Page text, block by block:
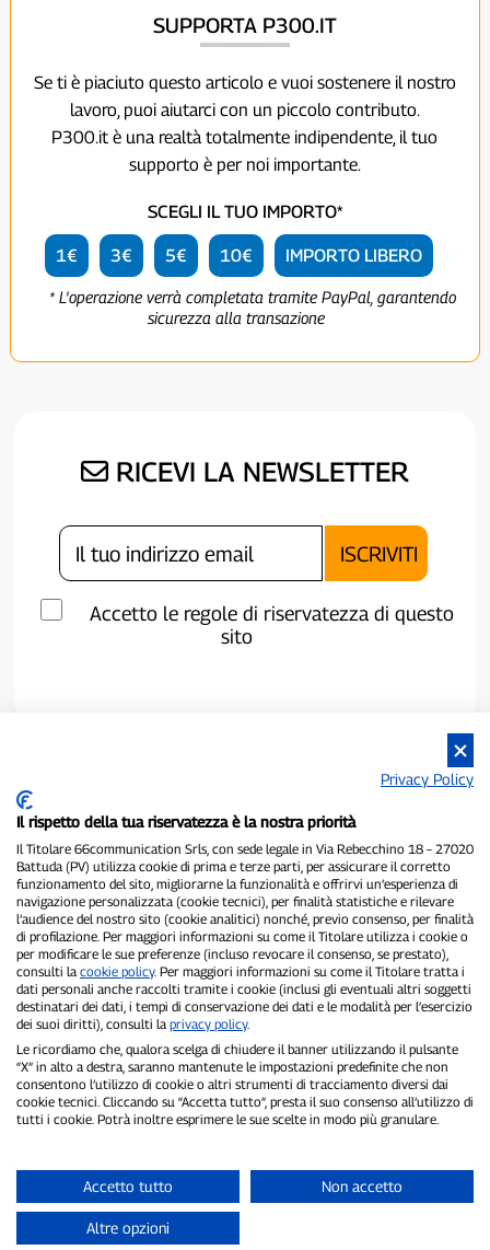
SUPPORTA P300.IT
Se ti è piaciuto questo articolo e vuoi sostenere il nostro
lavoro, puoi aiutarci con un piccolo contributo.
P300.it è una realtà totalmente indipendente, il tuo
supporto è per noi importante.
SCEGLI IL TUO IMPORTO*
1€ 3€ 5€ 10€ IMPORTO LIBERO
* L'operazione verrà completata tramite PayPal, garantendo
sicurezza alla transazione
RICEVI LA NEWSLETTER
Accetto le regole di riservatezza di questo
sito
P300.it è una Testata Giornalistica indipendente
Registrazione numero 1/2021 del 1/2/2021 - Tribunale di Pavia
Proprietario ed editore:66communication Srls- P.IVA
02798890188
Direttore Responsabile:Alessandro Secchi- Vicedirettore:Federico
Benedusi
Privacy Policy-
"Se è successo davvero, lo trovi su P300.it"
Copyright © P300.it 2012-2026
Privacy Policy
Il rispetto della tua riservatezza è la nostra priorità
Il Titolare 66communication Srls, con sede legale in Via Rebecchino 18 – 27020
Battuda (PV) utilizza cookie di prima e terze parti, per assicurare il corretto
funzionamento del sito, migliorarne la funzionalità e offrirvi un’esperienza di
navigazione personalizzata (cookie tecnici), per finalità statistiche e rilevare
l’audience del nostro sito (cookie analitici) nonché, previo consenso, per finalità
di profilazione. Per maggiori informazioni su come il Titolare utilizza i cookie o
per modificare le sue preferenze (incluso revocare il consenso, se prestato),
consulti la cookie policy. Per maggiori informazioni su come il Titolare tratta i
dati personali anche raccolti tramite i cookie (inclusi gli eventuali altri soggetti
destinatari dei dati, i tempi di conservazione dei dati e le modalità per l’esercizio
dei suoi diritti), consulti la privacy policy.
Le ricordiamo che, qualora scelga di chiudere il banner utilizzando il pulsante
“X” in alto a destra, saranno mantenute le impostazioni predefinite che non
consentono l’utilizzo di cookie o altri strumenti di tracciamento diversi dai
cookie tecnici. Cliccando su “Accetta tutto”, presta il suo consenso all’utilizzo di
tutti i cookie. Potrà inoltre esprimere le sue scelte in modo più granulare.
Accetto tutto Non accetto
Altre opzioni